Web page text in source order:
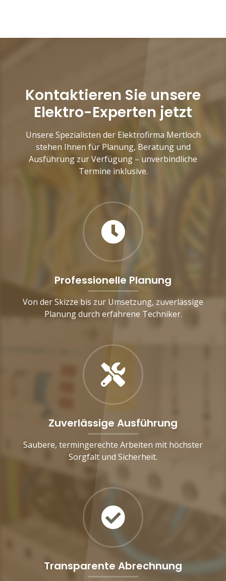
Kontaktieren Sie unsere
Elektro-Experten jetzt
Unsere Spezialisten der Elektrofirma Mertloch
stehen Ihnen für Planung, Beratung und
Ausführung zur Verfügung – unverbindliche
Termine inklusive.
Professionelle Planung
Von der Skizze bis zur Umsetzung, zuverlässige
Planung durch erfahrene Techniker.
Zuverlässige Ausführung
Saubere, termingerechte Arbeiten mit höchster
Sorgfalt und Sicherheit.
Transparente Abrechnung